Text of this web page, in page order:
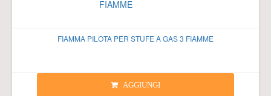
FIAMMA PILOTA PER STUFE A GAS 3 FIAMME
AGGIUNGI